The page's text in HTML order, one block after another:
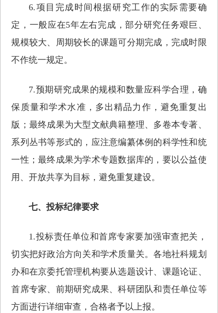
6.项目完成时间根据研究工作的实际需要确
定，一般应在5年左右完成，部分研究任务艰巨、
规模较大、周期较长的课题可分期完成，完成时限
不作统一规定。
7.预期研究成果的规模和数量应科学合理，确
保质量和学术水准，多出精品力作，避免重复出
版；最终成果为大型文献典籍整理、多卷本专著、
系列丛书等形式的，应注意编纂体例的科学性和统
一性；最终成果为学术专题数据库的，要以公益使
用、开放共享为目标，避免重复建设。
七、投标纪律要求
1.投标责任单位和首席专家要加强审查把关，
切实把好政治方向关和学术质量关。各地社科规划
办和在京委托管理机构要从选题设计、课题论证、
首席专家、前期研究成果、科研团队和责任单位等
方面进行详细审查，合格者予以上报。